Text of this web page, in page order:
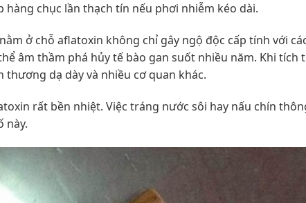
hàng chục lần thạch tín nếu phơi nhiễm kéo dài.
ở chỗ aflatoxin không chỉ gây ngộ độc cấp tính với
âm thầm phá hủy tế bào gan suốt nhiều năm. Khi
thương dạ dày và nhiều cơ quan khác.
rất bền nhiệt. Việc tráng nước sôi hay nấu chín
này.